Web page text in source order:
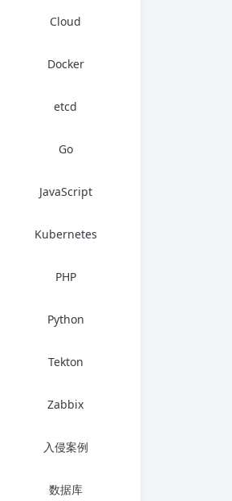
Cloud
Docker
etcd
Go
JavaScript
Kubernetes
PHP
Python
Tekton
Zabbix
入侵案例
数据库